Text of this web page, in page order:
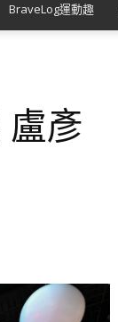
BraveLog運動趣
彥